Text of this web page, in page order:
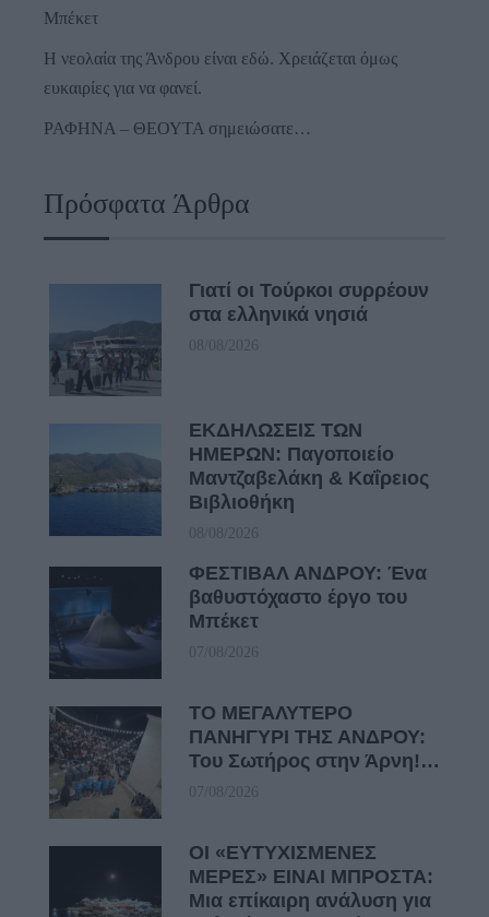
Μπέκετ
Η νεολαία της Άνδρου είναι εδώ. Χρειάζεται όμως
ευκαιρίες για να φανεί.
ΡΑΦΗΝΑ – ΘΕΟΥΤΑ σημειώσατε…
Πρόσφατα Άρθρα
Γιατί οι Τούρκοι συρρέουν
στα ελληνικά νησιά
08/08/2026
ΕΚΔΗΛΩΣΕΙΣ ΤΩΝ
ΗΜΕΡΩΝ: Παγοποιείο
Μαντζαβελάκη & Καΐρειος
Βιβλιοθήκη
08/08/2026
ΦΕΣΤΙΒΑΛ ΑΝΔΡΟΥ: Ένα
βαθυστόχαστο έργο του
Μπέκετ
07/08/2026
ΤΟ ΜΕΓΑΛΥΤΕΡΟ
ΠΑΝΗΓΥΡΙ ΤΗΣ ΑΝΔΡΟΥ:
Του Σωτήρος στην Άρνη!…
07/08/2026
ΟΙ «ΕΥΤΥΧΙΣΜΕΝΕΣ
ΜΕΡΕΣ» ΕΙΝΑΙ ΜΠΡΟΣΤΑ:
Μια επίκαιρη ανάλυση για